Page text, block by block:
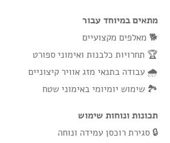
מתאים במיוחד עבור
🐕 מאלפים מקצועיים
🏆 תחרויות כלבנות ואימוני ספורט
🌧️ עבודה בתנאי מזג אוויר קיצוניים
🏞️ שימוש יומיומי באימוני שטח
תכונות ונוחות שימוש
🔒 סגירת רוכסן עמידה ונוחה